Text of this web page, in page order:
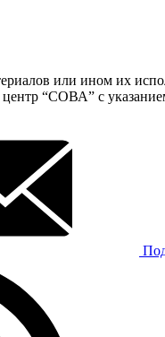
или ином их
“СОВА” с